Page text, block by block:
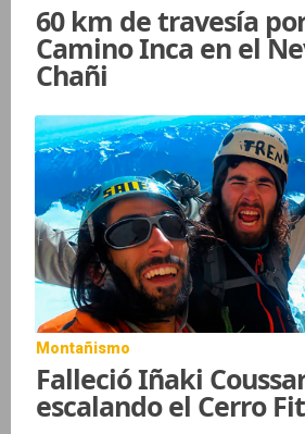
60 km de travesía
Camino Inca en el
Chañi
Montañismo
Falleció Iñaki
escalando el Cerro